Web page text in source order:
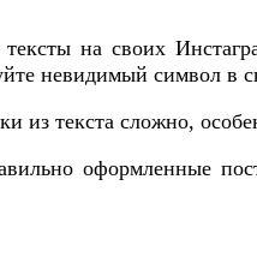
на своих
невидимый символ в
из текста сложно,
оформленные